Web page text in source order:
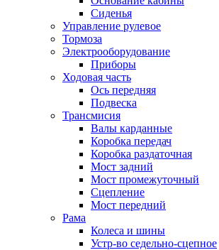
Сиденья
Управление рулевое
Тормоза
Электрооборудование
Приборы
Ходовая часть
Ось передняя
Подвеска
Трансмисия
Валы карданные
Коробка передач
Коробка раздаточная
Мост задний
Мост промежуточный
Сцепление
Мост передний
Рама
Колеса и шины
Устр-во седельно-сцепное